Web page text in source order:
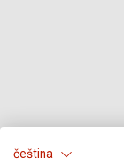
čeština